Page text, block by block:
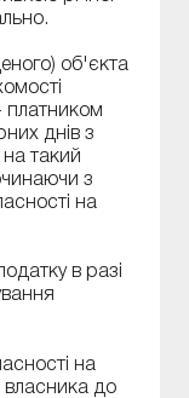
об'єкта
днів з
такий
з
на
в разі
на
власника до